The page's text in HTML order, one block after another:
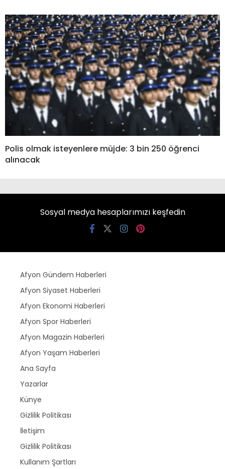
Polis olmak isteyenlere müjde: 3 bin 250 öğrenci
alınacak
Sosyal medya hesaplarımızı keşfedin
Afyon Gündem Haberleri
Afyon Siyaset Haberleri
Afyon Ekonomi Haberleri
Afyon Spor Haberleri
Afyon Magazin Haberleri
Afyon Yaşam Haberleri
Ana Sayfa
Yazarlar
Künye
Gizlilik Politikası
İletişim
Gizlilik Politikası
Kullanım Şartları